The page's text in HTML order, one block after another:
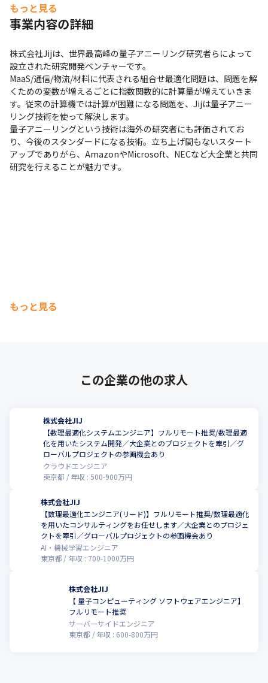
もっと見る
事業内容の詳細
株式会社Jijは、世界最高峰の量子アニーリング研究者らによって
設立された研究開発ベンチャーです。
MaaS/通信/物流/材料に代表される組合せ最適化問題は、問題を解
くための変数が増えるごとに指数関数的に計算量が増えていきま
す。従来の計算機では計算が困難になる問題を、Jijは量子アニー
リング技術を使って解決します。
量子アニーリングという技術は海外の研究者にも評価されてお
り、今後のスタンダードになる技術。立ち上げ間もないスタート
アップでありがら、AmazonやMicrosoft、NECなど大企業と共同
研究を行えることが魅力です。
もっと見る
この企業の他の求人
株式会社JIJ
【数理最適化システムエンジニア】フルリモート推奨/数理最適
化を用いたシステム開発／大企業とのプロジェクトを牽引／グ
ローバルプロジェクトの参画機会あり
クラウドエンジニア
東京都
年収 : 500-900万円
株式会社JIJ
【数理最適化エンジニア(リード)】フルリモート推奨/数理最適化
を用いたコンサルティングをお任せします／大企業とのプロジェ
クトを牽引／グローバルプロジェクトの参画機会あり
AI・機械学習エンジニア
東京都
年収 : 700-1000万円
株式会社JIJ
【 量子コンピューティング ソフトウェアエンジニア】
フルリモート推奨
サーバーサイドエンジニア
東京都
年収 : 600-800万円